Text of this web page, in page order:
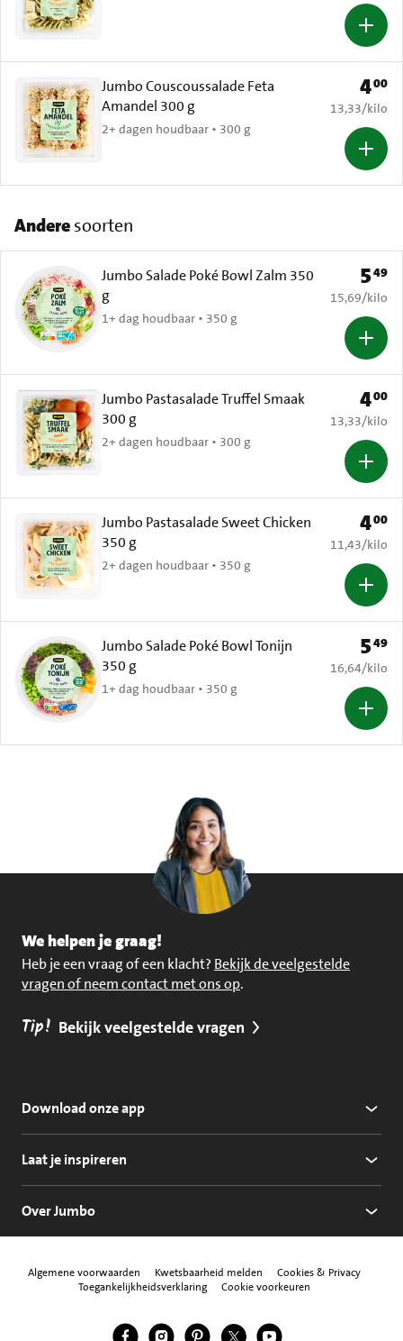
Jumbo Couscoussalade Feta
Amandel 300 g
2+ dagen houdbaar • 300 g
Prijs:
400
€ 13,33 per
13,33/kilo
Anderesoorten
Jumbo Salade Poké Bowl Zalm 350
g
1+ dag houdbaar • 350 g
Prijs:
549
€ 15,69 per
15,69/kilo
Jumbo Pastasalade Truffel Smaak
300 g
2+ dagen houdbaar • 300 g
Prijs:
400
€ 13,33 per
13,33/kilo
Jumbo Pastasalade Sweet Chicken
350 g
2+ dagen houdbaar • 350 g
Prijs:
400
€ 11,43 per
11,43/kilo
Jumbo Salade Poké Bowl Tonijn
350 g
1+ dag houdbaar • 350 g
Prijs:
549
€ 16,64 per
16,64/kilo
We helpen je graag!
Heb je een vraag of een klacht? Bekijk de veelgestelde
vragen of neem contact met ons op.
Tip! Bekijk veelgestelde vragen
Download onze app
Laat je inspireren
Over Jumbo
Algemene voorwaarden Kwetsbaarheid melden
Cookies & Privacy
Toegankelijkheidsverklaring
Cookie voorkeuren
Volg ons
Jumbo Facebook
Jumbo Instagram
Jumbo Pinterest
Jumbo Twitter
Jumbo YouTube